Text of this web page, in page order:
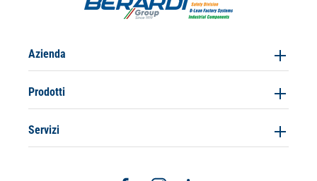
Azienda
Prodotti
Servizi